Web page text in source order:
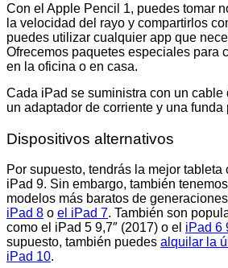
Con el Apple Pencil 1, puedes tomar
la velocidad del rayo y compartirlos
puedes utilizar cualquier app que
Ofrecemos paquetes especiales para
en la oficina o en casa.
Cada iPad se suministra con un cable
un adaptador de corriente y una funda
Dispositivos alternativos
Por supuesto, tendrás la mejor tableta
iPad 9. Sin embargo, también
modelos más baratos de
iPad 8 o el iPad 7. También son
como el iPad 5 9,7″ (2017) o el iPad 6
supuesto, también puedes alquilar la
iPad 10.